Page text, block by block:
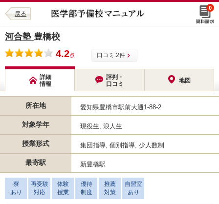
戻る
0
河合塾 豊橋校
4.2点 口コミ:2件
詳細
情報
評判・
口コミ
地図
所在地 愛知県豊橋市駅前大通1-88-2
対象学年 現役生, 浪人生
授業形式 集団指導, 個別指導, 少人数制
最寄駅 新豊橋駅
寮
あり
再受験
対応
体験
授業
優待
制度
推薦
対策
自習室
あり